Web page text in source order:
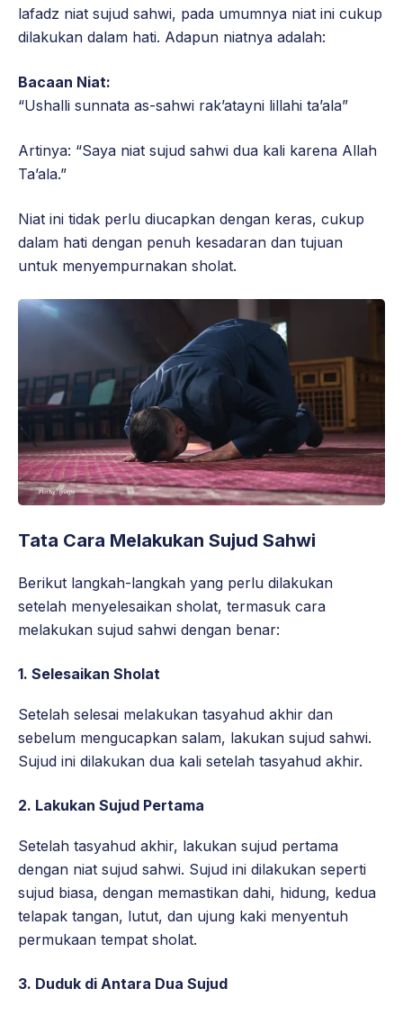
lafadz niat sujud sahwi, pada umumnya niat ini cukup
dilakukan dalam hati. Adapun niatnya adalah:
Bacaan Niat:
“Ushalli sunnata as-sahwi rak’atayni lillahi ta’ala”
Artinya: “Saya niat sujud sahwi dua kali karena Allah
Ta’ala.”
Niat ini tidak perlu diucapkan dengan keras, cukup
dalam hati dengan penuh kesadaran dan tujuan
untuk menyempurnakan sholat.
Tata Cara Melakukan Sujud Sahwi
Berikut langkah-langkah yang perlu dilakukan
setelah menyelesaikan sholat, termasuk cara
melakukan sujud sahwi dengan benar:
1. Selesaikan Sholat
Setelah selesai melakukan tasyahud akhir dan
sebelum mengucapkan salam, lakukan sujud sahwi.
Sujud ini dilakukan dua kali setelah tasyahud akhir.
2. Lakukan Sujud Pertama
Setelah tasyahud akhir, lakukan sujud pertama
dengan niat sujud sahwi. Sujud ini dilakukan seperti
sujud biasa, dengan memastikan dahi, hidung, kedua
telapak tangan, lutut, dan ujung kaki menyentuh
permukaan tempat sholat.
3. Duduk di Antara Dua Sujud